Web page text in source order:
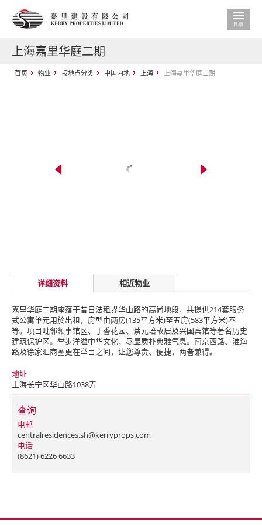
上海嘉里华庭二期
首页 物业 按地点分类 中国内地 上海 上海嘉里华庭二期
详细资料 相近物业
嘉里华庭二期座落于昔日法租界华山路的高尚地段，共提供214套服务
式公寓单元用於出租，房型由两房(135平方米)至五房(583平方米)不
等。项目毗邻领事馆区、丁香花园、蔡元培故居及兴国宾馆等著名历史
建筑保护区。举步洋溢中华文化，尽显质朴典雅气息。南京西路、淮海
路及徐家汇商圈更在举目之间，让您尊贵、便捷，两者兼得。
地址
上海长宁区华山路1038弄
查询
电邮
centralresidences.sh@kerryprops.com
电话
(8621) 6226 6633